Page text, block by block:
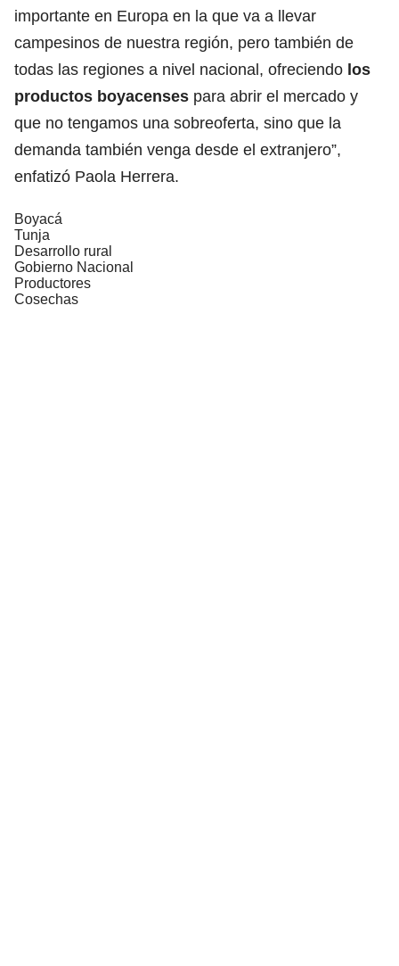
importante en Europa en la que va a llevar
campesinos de nuestra región, pero también de
todas las regiones a nivel nacional, ofreciendo los
productos boyacenses para abrir el mercado y
que no tengamos una sobreoferta, sino que la
demanda también venga desde el extranjero”,
enfatizó Paola Herrera.
Boyacá
Tunja
Desarrollo rural
Gobierno Nacional
Productores
Cosechas